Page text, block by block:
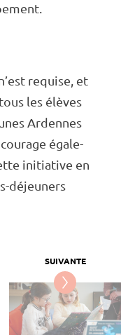
requise, et
les élèves
Ardennes
égale­­­
initia­­­tive en
déjeu­­­ners